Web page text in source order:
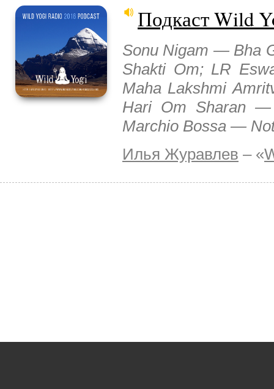
Подкаст Wild
Sonu Nigam — Bha
Shakti Om; LR
Maha Lakshmi
Hari Om Sharan
Marchio Bossa —
Илья Журавлев – «